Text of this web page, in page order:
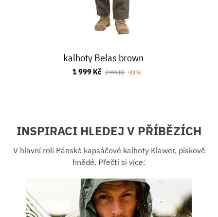
kalhoty Belas brown
1 999 Kč 2 999 Kč -33 %
INSPIRACI HLEDEJ V PŘÍBĚZÍCH
V hlavní roli Pánské kapsáčové kalhoty Klawer, pískově
hnědé. Přečti si více: